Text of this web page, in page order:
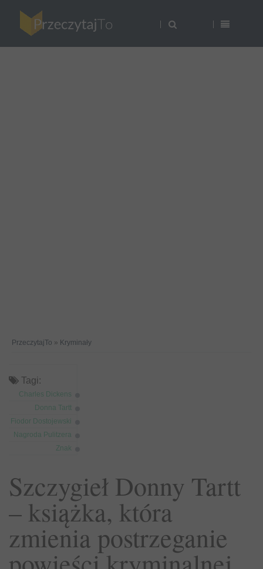
PrzeczytajTo » Kryminały
Tagi:
Charles Dickens
Donna Tartt
Fiodor Dostojewski
Nagroda Pulitzera
Znak
Szczygieł Donny Tartt
– książka, która
zmienia postrzeganie